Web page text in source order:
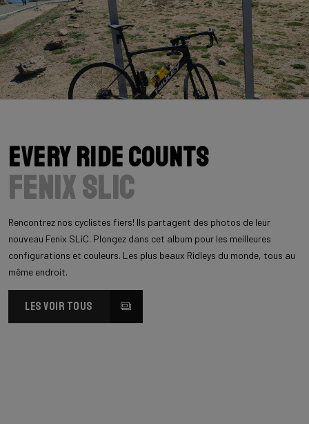
Every Ride Counts
Fenix SLiC
Rencontrez nos cyclistes fiers! Ils partagent des photos de leur
nouveau Fenix SLiC. Plongez dans cet album pour les meilleures
configurations et couleurs. Les plus beaux Ridleys du monde, tous au
même endroit.
LES VOIR TOUS